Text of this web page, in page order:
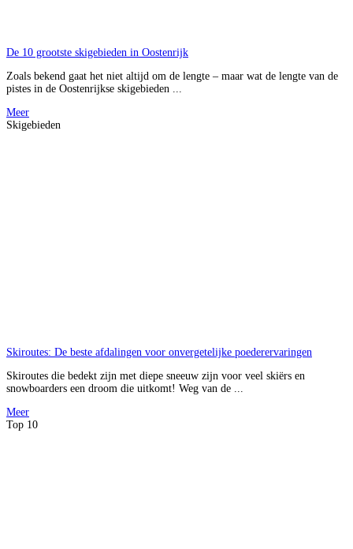
De 10 grootste skigebieden in Oostenrijk
Zoals bekend gaat het niet altijd om de lengte – maar wat de lengte van de
pistes in de Oostenrijkse skigebieden ...
Meer
Skigebieden
Skiroutes: De beste afdalingen voor onvergetelijke poederervaringen
Skiroutes die bedekt zijn met diepe sneeuw zijn voor veel skiërs en
snowboarders een droom die uitkomt! Weg van de ...
Meer
Top 10